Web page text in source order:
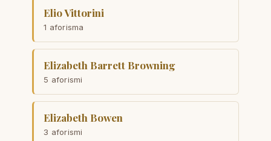
Elio Vittorini
1 aforisma
Elizabeth Barrett Browning
5 aforismi
Elizabeth Bowen
3 aforismi